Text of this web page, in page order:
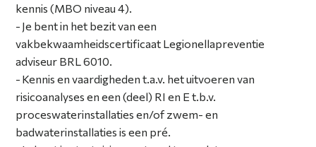
kennis (MBO niveau 4).
Je bent in het bezit van een
vakbekwaamheidscertificaat Legionellapreventie
adviseur BRL 6010.
Kennis en vaardigheden t.a.v. het uitvoeren van
risicoanalyses en een (deel) RI en E t.b.v.
proceswaterinstallaties en/of zwem- en
badwaterinstallaties is een pré.